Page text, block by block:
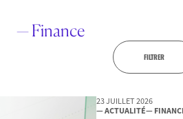
— Finance
FILTRER
23 JUILLET 2026
— ACTUALITÉ—